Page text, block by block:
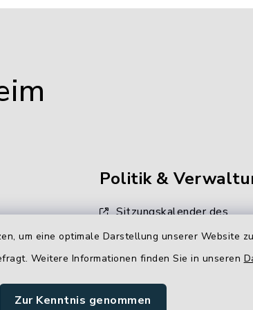
um eine optimale Darstellung unserer Website
Weitere Informationen finden Sie in unseren
Zur Kenntnis genommen
Politik &
Sitzungskalender des
Unsere
Stellenangebote